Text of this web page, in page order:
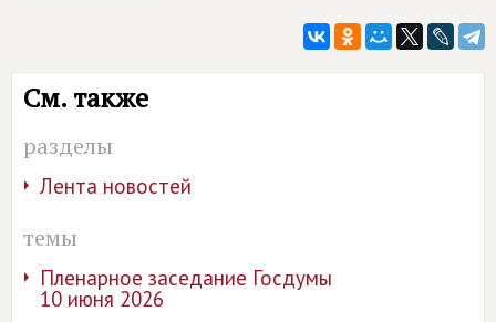
См. также
разделы
Лента новостей
темы
Пленарное заседание Госдумы
10 июня 2026